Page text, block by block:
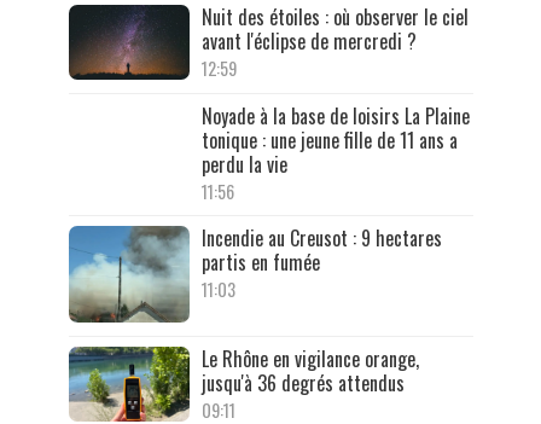
Nuit des étoiles : où observer le ciel
avant l'éclipse de mercredi ?
12:59
Noyade à la base de loisirs La Plaine
tonique : une jeune fille de 11 ans a
perdu la vie
11:56
Incendie au Creusot : 9 hectares
partis en fumée
11:03
Le Rhône en vigilance orange,
jusqu'à 36 degrés attendus
09:11